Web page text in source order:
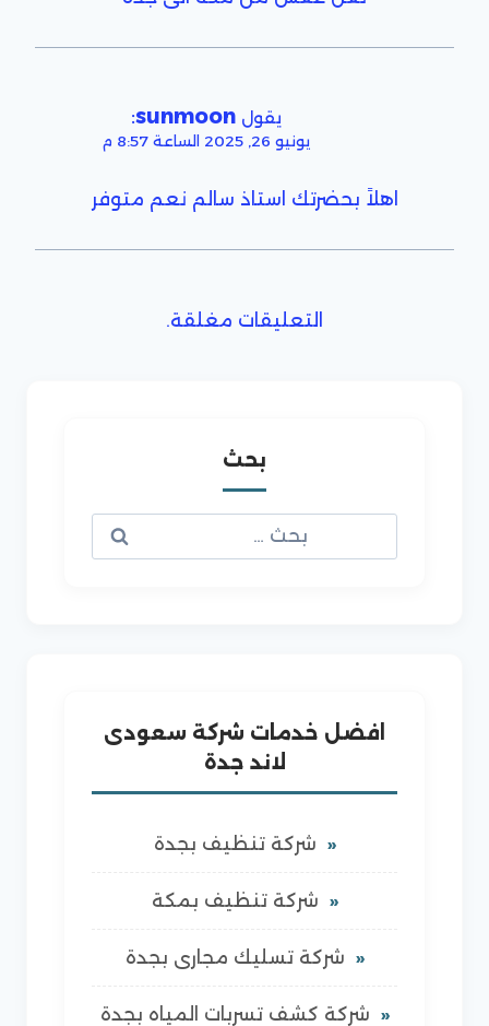
يقول sunmoon
:
يونيو 26, 2025 الساعة 8:57 م
اهلاً بحضرتك استاذ سالم نعم متوفر
التعليقات مغلقة.
بحث
عن:
افضل خدمات شركة سعودى
لاند جدة
شركة تنظيف بجدة
شركة تنظيف بمكة
شركة تسليك مجارى بجدة
شركة كشف تسربات المياه بجدة